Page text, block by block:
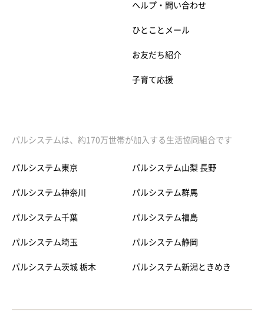
ヘルプ・問い合わせ
ひとことメール
お友だち紹介
子育て応援
パルシステムは、約170万世帯が加入する生活協同組合です
パルシステム東京
パルシステム神奈川
パルシステム千葉
パルシステム埼玉
パルシステム茨城 栃木
パルシステム山梨 長野
パルシステム群馬
パルシステム福島
パルシステム静岡
パルシステム新潟ときめき